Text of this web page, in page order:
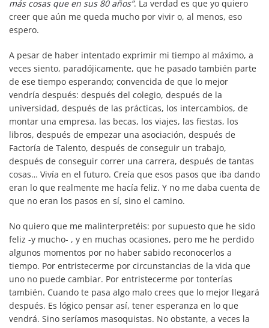
más cosas que en sus 80 años”. La verdad es que yo quiero
creer que aún me queda mucho por vivir o, al menos, eso
espero.
A pesar de haber intentado exprimir mi tiempo al máximo, a
veces siento, paradójicamente, que he pasado también parte
de ese tiempo esperando; convencida de que lo mejor
vendría después: después del colegio, después de la
universidad, después de las prácticas, los intercambios, de
montar una empresa, las becas, los viajes, las fiestas, los
libros, después de empezar una asociación, después de
Factoría de Talento, después de conseguir un trabajo,
después de conseguir correr una carrera, después de tantas
cosas… Vivía en el futuro. Creía que esos pasos que iba dando
eran lo que realmente me hacía feliz. Y no me daba cuenta de
que no eran los pasos en sí, sino el camino.
No quiero que me malinterpretéis: por supuesto que he sido
feliz -y mucho- , y en muchas ocasiones, pero me he perdido
algunos momentos por no haber sabido reconocerlos a
tiempo. Por entristecerme por circunstancias de la vida que
uno no puede cambiar. Por entristecerme por tonterías
también. Cuando te pasa algo malo crees que lo mejor llegará
después. Es lógico pensar así, tener esperanza en lo que
vendrá. Sino seríamos masoquistas. No obstante, a veces la